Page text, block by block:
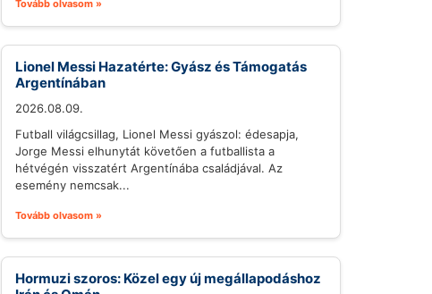
Tovább olvasom »
Lionel Messi Hazatérte: Gyász és Támogatás
Argentínában
2026.08.09.
Futball világcsillag, Lionel Messi gyászol: édesapja,
Jorge Messi elhunytát követően a futballista a
hétvégén visszatért Argentínába családjával. Az
esemény nemcsak...
Tovább olvasom »
Hormuzi szoros: Közel egy új megállapodáshoz